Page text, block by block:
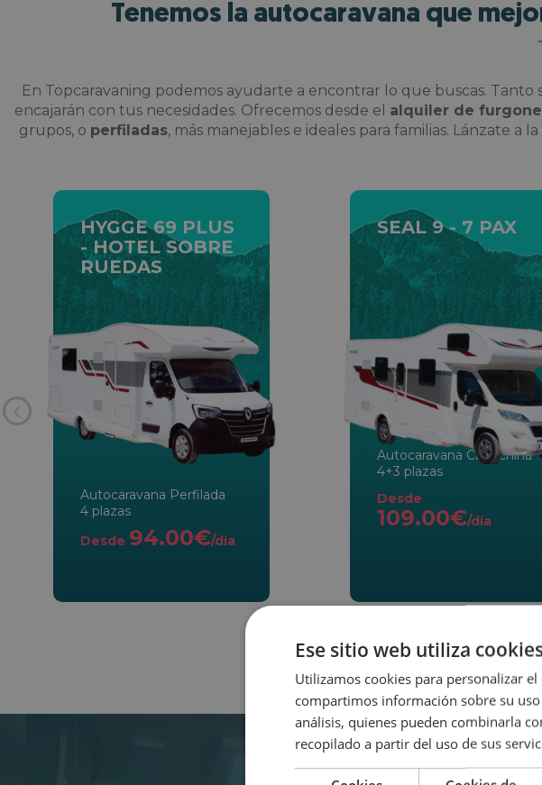
Tenemos la autocaravana que
En Topcaravaning podemos ayudarte a encontrar lo que buscas. Tanto
encajarán con tus necesidades. Ofrecemos desde el alquiler de
grupos, o perfiladas, más manejables e ideales para familias. Lánzate
HYGGE 69 PLUS
- HOTEL SOBRE
RUEDAS
Autocaravana Perfilada
4 plazas
Desde 94.00€/día
SEAL 9 - 7 PAX
Autocaravana Capuchina
4+3 plazas
Desde
109.00€/día
‹
Ese sitio web utiliza
Utilizamos cookies para personalizar
compartimos información sobre su
análisis, quienes pueden combinarla
recopilado a partir del uso de sus